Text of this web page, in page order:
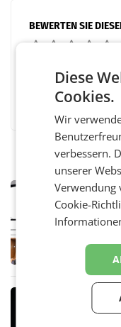
BEWERTEN SIE
FacebookTwitter
Diese
Cookies.
Wir
verbessern.
unserer
Verwendung
Cookie-